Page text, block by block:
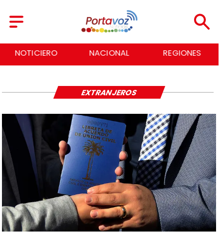
NOTICIERO NACIONAL REGIONES
EXTRANJEROS